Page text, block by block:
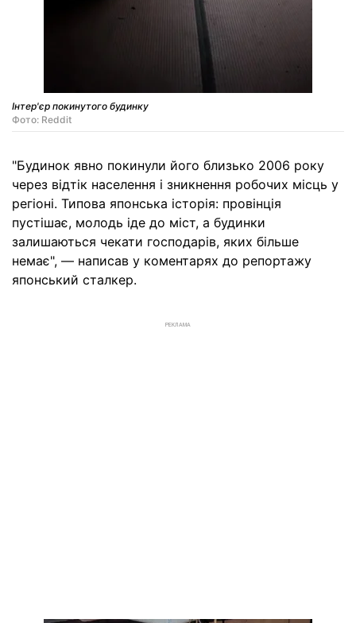
Інтер'єр покинутого будинку
Фото: Reddit
"Будинок явно покинули його близько 2006 року
через відтік населення і зникнення робочих місць у
регіоні. Типова японська історія: провінція
пустішає, молодь іде до міст, а будинки
залишаються чекати господарів, яких більше
немає", — написав у коментарях до репортажу
японський сталкер.
РЕКЛАМА